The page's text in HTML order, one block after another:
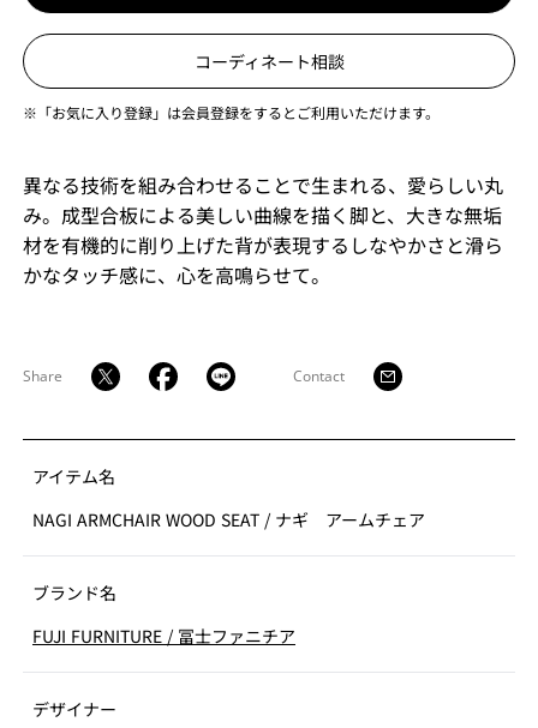
コーディネート相談
※「お気に入り登録」は会員登録をするとご利用いただけます。
異なる技術を組み合わせることで生まれる、愛らしい丸
み。成型合板による美しい曲線を描く脚と、大きな無垢
材を有機的に削り上げた背が表現するしなやかさと滑ら
かなタッチ感に、心を高鳴らせて。
Share Contact
アイテム名
NAGI ARMCHAIR WOOD SEAT / ナギ アームチェア
ブランド名
FUJI FURNITURE / 冨士ファニチア
デザイナー